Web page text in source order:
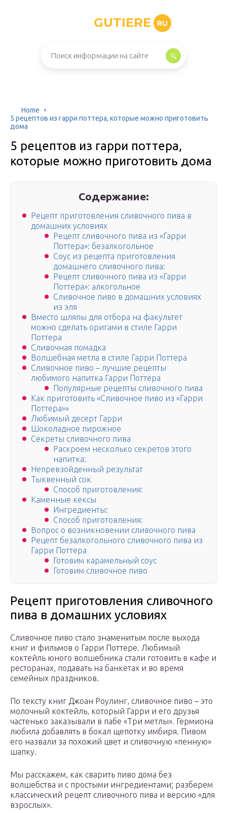
GUTIERE RU
Home
5 рецептов из гарри поттера, которые можно приготовить
дома
5 рецептов из гарри поттера,
которые можно приготовить дома
Содержание:
Рецепт приготовления сливочного пива в
домашних условиях
Рецепт сливочного пива из «Гарри
Поттера»: безалкогольное
Соус из рецепта приготовления
домашнего сливочного пива:
Рецепт сливочного пива из «Гарри
Поттера»: алкогольное
Сливочное пиво в домашних условиях
из эля
Вместо шляпы для отбора на факультет
можно сделать оригами в стиле Гарри
Поттера
Сливочная помадка
Волшебная метла в стиле Гарри Поттера
Сливочное пиво – лучшие рецепты
любимого напитка Гарри Поттера
Популярные рецепты сливочного пива
Как приготовить «Сливочное пиво из «Гарри
Поттера»»
Любимый десерт Гарри
Шоколадное пирожное
Секреты сливочного пива
Раскроем несколько секретов этого
напитка:
Непревзойденный результат
Тыквенный сок
Способ приготовления:
Каменные кексы
Ингредиенты:
Способ приготовления:
Вопрос о возникновении сливочного пива
Рецепт безалкогольного сливочного пива из
Гарри Поттера
Готовим карамельный соус
Готовим сливочное пиво
Рецепт приготовления сливочного
пива в домашних условиях
Сливочное пиво стало знаменитым после выхода
книг и фильмов о Гарри Поттере. Любимый
коктейль юного волшебника стали готовить в кафе и
ресторанах, подавать на банкетах и во время
семейных праздников.
По тексту книг Джоан Роулинг, сливочное пиво – это
молочный коктейль, который Гарри и его друзья
частенько заказывали в пабе «Три метлы». Гермиона
любила добавлять в бокал щепотку имбиря. Пивом
его назвали за похожий цвет и сливочную «пенную»
шапку.
Мы расскажем, как сварить пиво дома без
волшебства и с простыми ингредиентами; разберем
классический рецепт сливочного пива и версию «для
взрослых».